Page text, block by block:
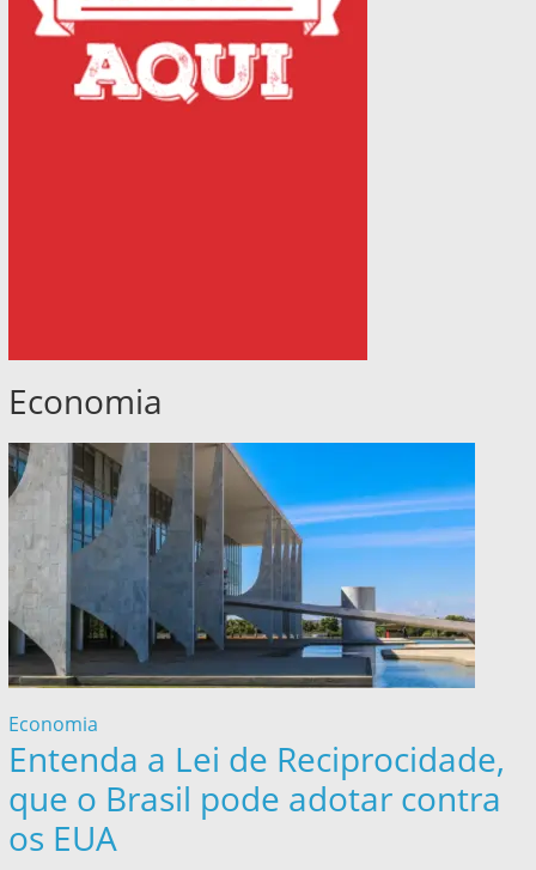
Economia
Economia
Entenda a Lei de Reciprocidade,
que o Brasil pode adotar contra
os EUA